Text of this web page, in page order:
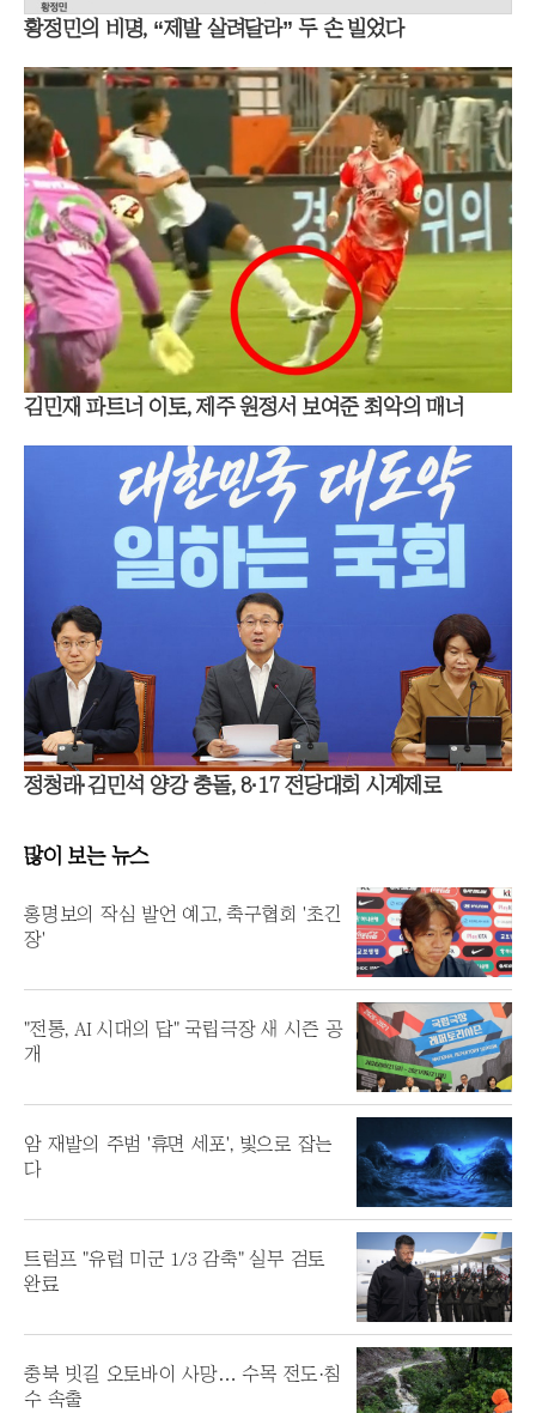
황정민의 비명, “제발 살려달라” 두 손 빌었다
김민재 파트너 이토, 제주 원정서 보여준 최악의 매너
정청래·김민석 양강 충돌, 8·17 전당대회 시계제로
많이 보는 뉴스
홍명보의 작심 발언 예고, 축구협회 '초긴
장'
"전통, AI 시대의 답" 국립극장 새 시즌 공
개
암 재발의 주범 '휴면 세포', 빛으로 잡는
다
트럼프 "유럽 미군 1/3 감축" 실무 검토
완료
충북 빗길 오토바이 사망… 수목 전도·침
수 속출